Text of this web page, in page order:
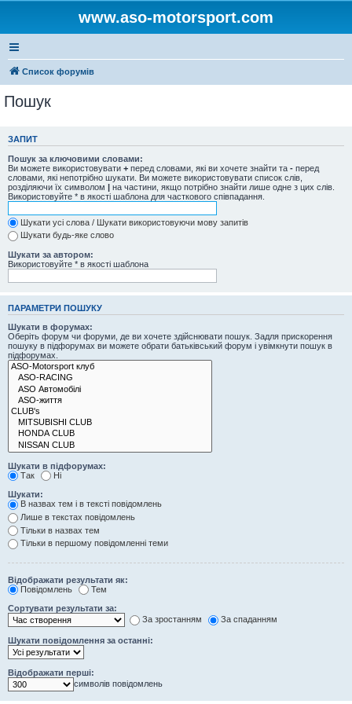
www.aso-motorsport.com
Список форумів
Пошук
ЗАПИТ
Пошук за ключовими словами:
Ви можете використовувати + перед словами, які ви хочете знайти та - перед
словами, які непотрібно шукати. Ви можете використовувати список слів,
розділяючи їх символом | на частини, якщо потрібно знайти лише одне з цих слів.
Використовуйте * в якості шаблона для часткового співпадання.
Шукати усі слова / Шукати використовуючи мову запитів
Шукати будь-яке слово
Шукати за автором:
Використовуйте * в якості шаблона
ПАРАМЕТРИ ПОШУКУ
Шукати в форумах:
Оберіть форум чи форуми, де ви хочете здійснювати пошук. Задля прискорення
пошуку в підфорумах ви можете обрати батьківський форум і увімкнути пошук в
підфорумах.
Шукати в підфорумах:
Так
Ні
Шукати:
В назвах тем і в тексті повідомлень
Лише в текстах повідомлень
Тільки в назвах тем
Тільки в першому повідомленні теми
Відображати результати як:
Повідомлень
Тем
Сортувати результати за:
За зростанням
За спаданням
Шукати повідомлення за останні:
Відображати перші:
символів повідомлень